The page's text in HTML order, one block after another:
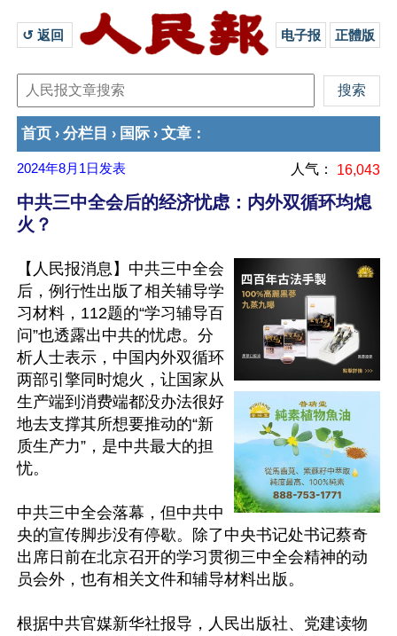
↺ 返回 电子报 正體版
首页 › 分栏目 › 国际 › 文章 ：
2024年8月1日 发表 人气： 16,043
中共三中全会后的经济忧虑：内外双循环均熄
火？
【人民报消息】中共三中全会
后，例行性出版了相关辅导学
习材料，112题的“学习辅导百
问”也透露出中共的忧虑。分
析人士表示，中国内外双循环
两部引擎同时熄火，让国家从
生产端到消费端都没办法很好
地去支撑其所想要推动的“新
质生产力”，是中共最大的担
忧。
中共三中全会落幕，但中共中
央的宣传脚步没有停歇。除了中央书记处书记蔡奇
出席日前在北京召开的学习贯彻三中全会精神的动
员会外，也有相关文件和辅导材料出版。
根据中共官媒新华社报导，人民出版社、党建读物